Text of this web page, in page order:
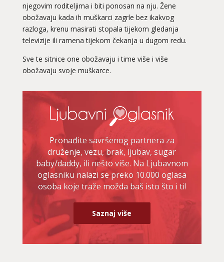
njegovim roditeljima i biti ponosan na nju. Žene
obožavaju kada ih muškarci zagrle bez ikakvog
razloga, krenu masirati stopala tijekom gledanja
televizije ili ramena tijekom čekanja u dugom redu.
Sve te sitnice one obožavaju i time više i više
obožavaju svoje muškarce.
Pronađite savršenog partnera za
druženje, vezu, brak, ljubav, sugar
baby/daddy, ili nešto više. Na Ljubavnom
oglasniku nalazi se preko 10.000 oglasa
osoba koje traže možda baš isto što i ti!
Saznaj više